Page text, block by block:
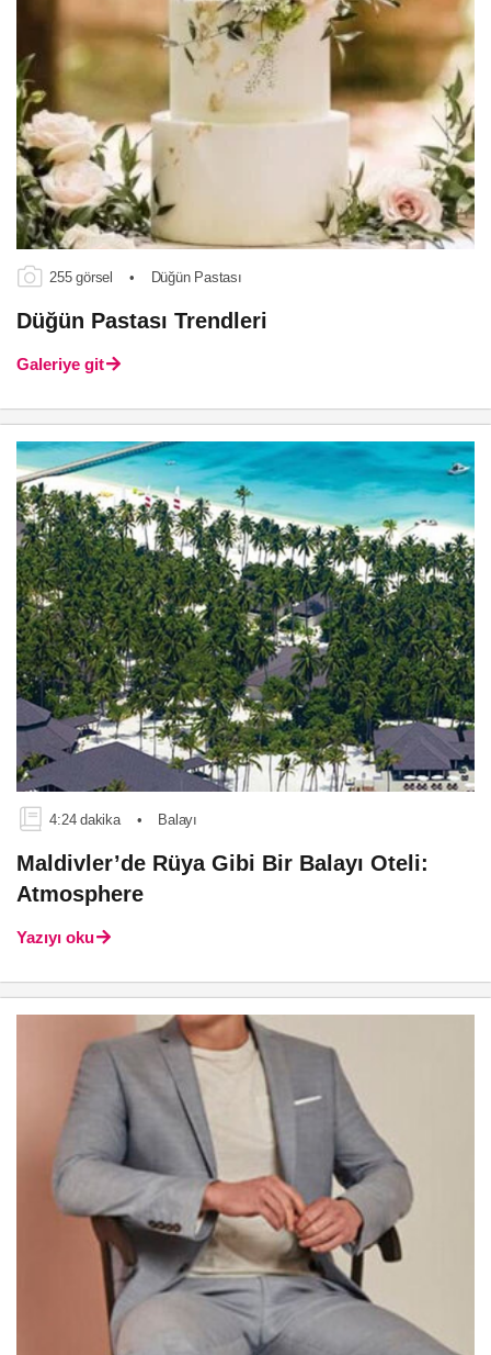
255 görsel • Düğün Pastası
Düğün Pastası Trendleri
Galeriye git
4:24 dakika • Balayı
Maldivler’de Rüya Gibi Bir Balayı Oteli:
Atmosphere
Yazıyı oku